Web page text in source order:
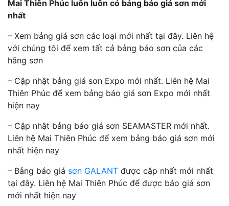
Mai Thiên Phúc luôn luôn có bảng báo giá sơn mới
nhất
– Xem bảng giá sơn các loại mới nhất tại đây. Liên hệ
với chúng tôi để xem tất cả bảng báo sơn của các
hãng sơn
– Cập nhật bảng giá sơn Expo mới nhất. Liên hệ Mai
Thiên Phúc để xem bảng báo giá sơn Expo mới nhất
hiện nay
– Cập nhật bảng báo giá sơn SEAMASTER mới nhất.
Liên hệ Mai Thiên Phúc để xem bảng báo giá sơn mới
nhất hiện nay
– Bảng báo giá sơn GALANT được cập nhất mới nhất
tại đây. Liên hệ Mai Thiên Phúc để được báo giá sơn
mới nhất hiện nay